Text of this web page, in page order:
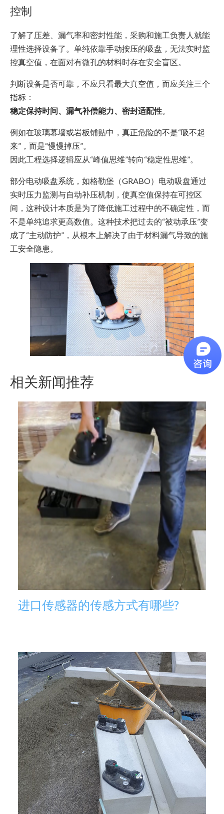
控制
了解了压差、漏气率和密封性能，采购和施工负责人就能
理性选择设备了。单纯依靠手动按压的吸盘，无法实时监
控真空值，在面对有微孔的材料时存在安全盲区。
判断设备是否可靠，不应只看最大真空值，而应关注三个
指标：
稳定保持时间、漏气补偿能力、密封适配性。
例如在玻璃幕墙或岩板铺贴中，真正危险的不是“吸不起
来”，而是“慢慢掉压”。
因此工程选择逻辑应从“峰值思维”转向“稳定性思维”。
部分电动吸盘系统，如格勒堡（GRABO）电动吸盘通过
实时压力监测与自动补压机制，使真空值保持在可控区
间，这种设计本质是为了降低施工过程中的不确定性，而
不是单纯追求更高数值。这种技术把过去的“被动承压”变
成了“主动防护”，从根本上解决了由于材料漏气导致的施
工安全隐患。
相关新闻推荐
进口传感器的传感方式有哪些?